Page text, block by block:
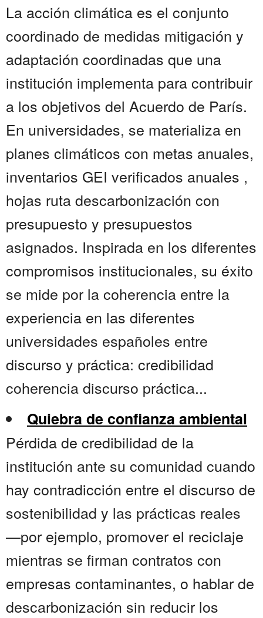
La acción climática es el conjunto
coordinado de medidas mitigación y
adaptación coordinadas que una
institución implementa para contribuir
a los objetivos del Acuerdo de París.
En universidades, se materializa en
planes climáticos con metas anuales,
inventarios GEI verificados anuales ,
hojas ruta descarbonización con
presupuesto y presupuestos
asignados. Inspirada en los diferentes
compromisos institucionales, su éxito
se mide por la coherencia entre la
experiencia en las diferentes
universidades españoles entre
discurso y práctica: credibilidad
coherencia discurso práctica...
Quiebra de confianza ambiental
Pérdida de credibilidad de la
institución ante su comunidad cuando
hay contradicción entre el discurso de
sostenibilidad y las prácticas reales
—por ejemplo, promover el reciclaje
mientras se firman contratos con
empresas contaminantes, o hablar de
descarbonización sin reducir los